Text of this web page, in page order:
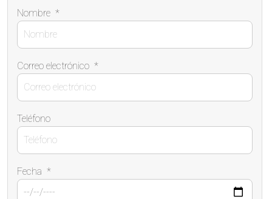
Nombre *
Correo electrónico *
Teléfono
Fecha *